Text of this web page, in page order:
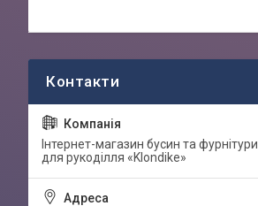
Інтернет-магазин бусин та фурнітури
для рукоділля «Klondike»